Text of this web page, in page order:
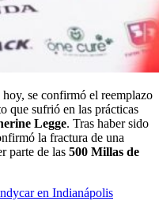
se confirmó el reemplazo
que sufrió en las prácticas
Legge. Tras haber sido
la fractura de una
parte de las 500 Millas de
en Indianápolis